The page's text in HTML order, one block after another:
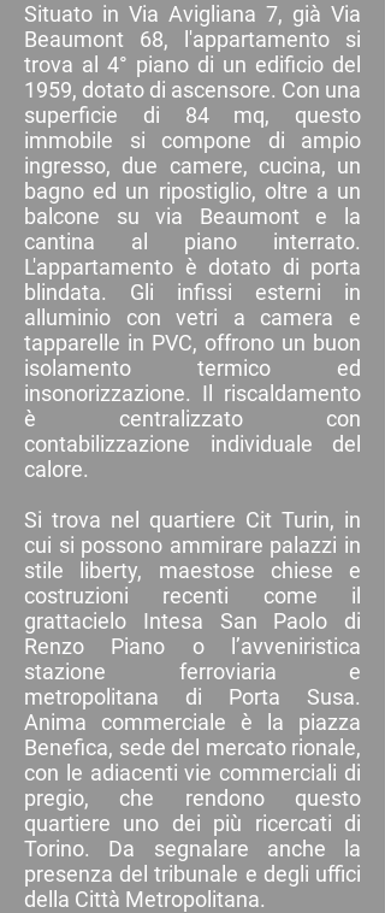
Situato in Via Avigliana 7, già Via
Beaumont 68, l'appartamento si
trova al 4° piano di un edificio del
1959, dotato di ascensore. Con una
superficie di 84 mq, questo
immobile si compone di ampio
ingresso, due camere, cucina, un
bagno ed un ripostiglio, oltre a un
balcone su via Beaumont e la
cantina al piano interrato.
L'appartamento è dotato di porta
blindata. Gli infissi esterni in
alluminio con vetri a camera e
tapparelle in PVC, offrono un buon
isolamento termico ed
insonorizzazione. Il riscaldamento
è centralizzato con
contabilizzazione individuale del
calore.
Si trova nel quartiere Cit Turin, in
cui si possono ammirare palazzi in
stile liberty, maestose chiese e
costruzioni recenti come il
grattacielo Intesa San Paolo di
Renzo Piano o l’avveniristica
stazione ferroviaria e
metropolitana di Porta Susa.
Anima commerciale è la piazza
Benefica, sede del mercato rionale,
con le adiacenti vie commerciali di
pregio, che rendono questo
quartiere uno dei più ricercati di
Torino. Da segnalare anche la
presenza del tribunale e degli uffici
della Città Metropolitana.